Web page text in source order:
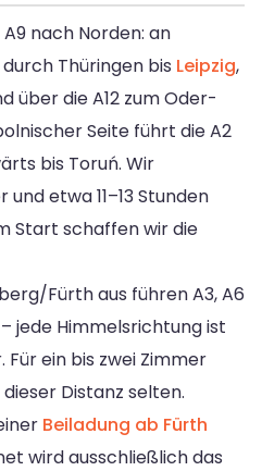
nach Norden: an
Thüringen bis Leipzig,
über die A12 zum Oder-
Seite führt die A2
bis Toruń. Wir
etwa 11–13 Stunden
Start schaffen wir die
Fürth aus führen A3, A6
jede Himmelsrichtung ist
ein bis zwei Zimmer
Distanz selten.
Beiladung ab Fürth
wird ausschließlich das